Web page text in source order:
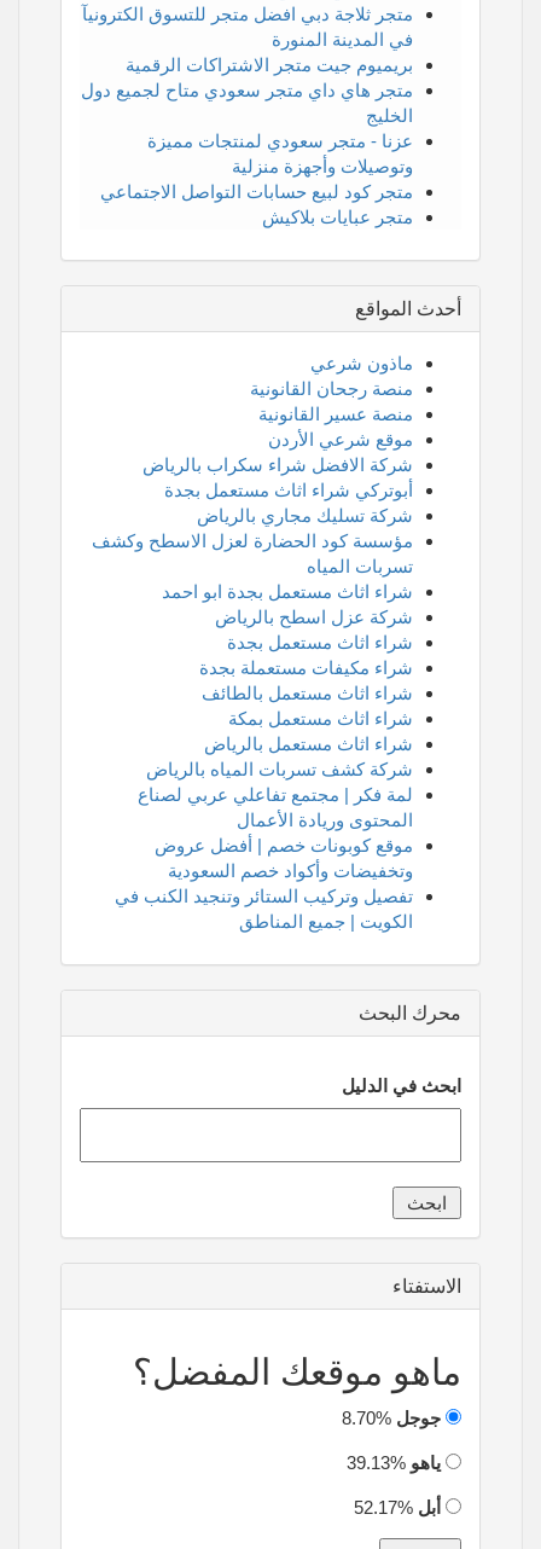
متجر ثلاجة دبي افضل متجر للتسوق الكترونيآ
في المدينة المنورة
بريميوم جيت متجر الاشتراكات الرقمية
متجر هاي داي متجر سعودي متاح لجميع دول
الخليج
عزنا - متجر سعودي لمنتجات مميزة
وتوصيلات وأجهزة منزلية
متجر كود لبيع حسابات التواصل الاجتماعي
متجر عبايات بلاكيش
أحدث المواقع
ماذون شرعي
منصة رجحان القانونية
منصة عسير القانونية
موقع شرعي الأردن
شركة الافضل شراء سكراب بالرياض
أبوتركي شراء اثاث مستعمل بجدة
شركة تسليك مجاري بالرياض
مؤسسة كود الحضارة لعزل الاسطح وكشف
تسربات المياه
شراء اثاث مستعمل بجدة ابو احمد
شركة عزل اسطح بالرياض
شراء اثاث مستعمل بجدة
شراء مكيفات مستعملة بجدة
شراء اثاث مستعمل بالطائف
شراء اثاث مستعمل بمكة
شراء اثاث مستعمل بالرياض
شركة كشف تسربات المياه بالرياض
لمة فكر | مجتمع تفاعلي عربي لصناع
المحتوى وريادة الأعمال
موقع كوبونات خصم | أفضل عروض
وتخفيضات وأكواد خصم السعودية
تفصيل وتركيب الستائر وتنجيد الكنب في
الكويت | جميع المناطق
محرك البحث
ابحث في الدليل
الاستفتاء
ماهو موقعك المفضل؟
جوجل
ياهو
أبل